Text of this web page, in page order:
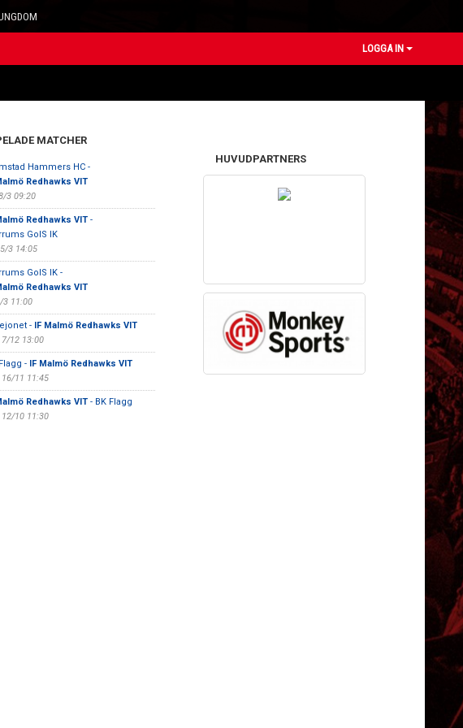
LOGGA IN
MATCHER
Hammers HC -
Redhawks VIT
3 09:20
Redhawks VIT-
GoIS IK
3 14:05
GoIS IK -
Redhawks VIT
3 11:00
- IF Malmö Redhawks VIT
7/12 13:00
- IF Malmö Redhawks VIT
16/11 11:45
Redhawks VIT- BK Flagg
12/10 11:30
HUVUDPARTNERS